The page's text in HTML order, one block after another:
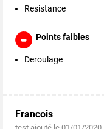
Resistance
Points faibles
Deroulage
Francois